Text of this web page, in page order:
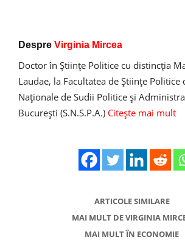
Despre Virginia Mircea
Doctor în Ştiinţe Politice cu distincţia
Laudae, la Facultatea de Ştiinţe Politice
Naţionale de Sudii Politice şi
Bucureşti (S.N.S.P.A.) Citește mai mult
ARTICOLE SIMILARE
MAI MULT DE VIRGINIA
MAI MULT ÎN ECONOMIE